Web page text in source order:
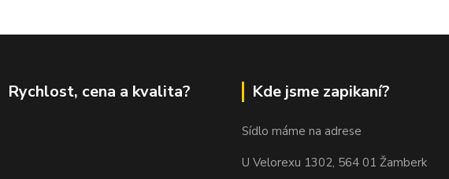
Rychlost, cena a kvalita? Kde jsme zapikaní?
Sídlo máme na adrese
U Velorexu 1302, 564 01 Žamberk